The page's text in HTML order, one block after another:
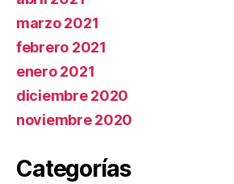
marzo 2021
febrero 2021
enero 2021
diciembre 2020
noviembre 2020
Categorías